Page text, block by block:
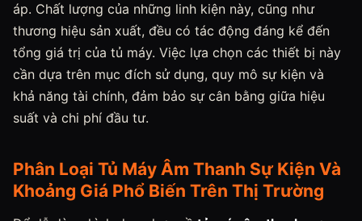
áp. Chất lượng của những linh kiện này, cũng như
thương hiệu sản xuất, đều có tác động đáng kể đến
tổng giá trị của tủ máy. Việc lựa chọn các thiết bị này
cần dựa trên mục đích sử dụng, quy mô sự kiện và
khả năng tài chính, đảm bảo sự cân bằng giữa hiệu
suất và chi phí đầu tư.
Phân Loại Tủ Máy Âm Thanh Sự Kiện Và
Khoảng Giá Phổ Biến Trên Thị Trường